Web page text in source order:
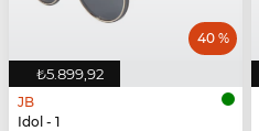
₺5.899,92
40 %
JB
Idol - 1